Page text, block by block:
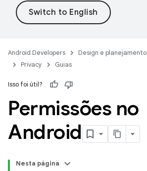
Android Developers Design e planejamento
Privacy
Guias
Isso foi útil?
Permissões no
Android
Nesta página